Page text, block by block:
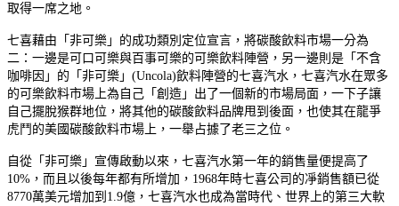
取得一席之地。
七喜藉由「非可樂」的成功類別定位宣言，將碳酸飲料市場一分為
二：一邊是可口可樂與百事可樂的可樂飲料陣營，另一邊則是「不含
咖啡因」的「非可樂」 (Uncola)飲料陣營的七喜汽水，七喜汽水在眾多
的可樂飲料市場上為自己「創造」出了一個新的市場局面，一下子讓
自己擺脫猴群地位，將其他的碳酸飲料品牌甩到後面，也使其在龍爭
虎鬥的美國碳酸飲料市場上，一舉占據了老三之位。
自從「非可樂」宣傳啟動以來，七喜汽水第一年的銷售量便提高了
10%，而且以後每年都有所增加，1968年時七喜公司的凈銷售額已從
8770萬美元增加到1.9億，七喜汽水也成為當時代、世界上的第三大軟